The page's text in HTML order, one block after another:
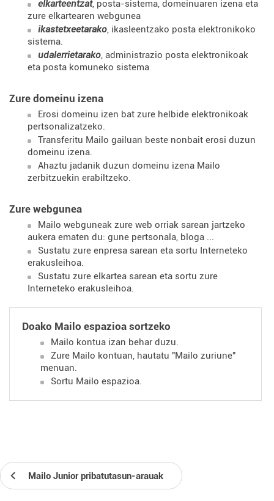
elkarteentzat, posta-sistema, domeinuaren izena eta
zure elkartearen webgunea
ikastetxeetarako, ikasleentzako posta elektronikoko
sistema.
udalerrietarako, administrazio posta elektronikoak
eta posta komuneko sistema
Zure domeinu izena
Erosi domeinu izen bat zure helbide elektronikoak
pertsonalizatzeko.
Transferitu Mailo gailuan beste nonbait erosi duzun
domeinu izena.
Ahaztu jadanik duzun domeinu izena Mailo
zerbitzuekin erabiltzeko.
Zure webgunea
Mailo webguneak zure web orriak sarean jartzeko
aukera ematen du: gune pertsonala, bloga ...
Sustatu zure enpresa sarean eta sortu Interneteko
erakusleihoa.
Sustatu zure elkartea sarean eta sortu zure
Interneteko erakusleihoa.
Doako Mailo espazioa sortzeko
Mailo kontua izan behar duzu.
Zure Mailo kontuan, hautatu "Mailo zuriune"
menuan.
Sortu Mailo espazioa.
Mailo Junior pribatutasun-arauak